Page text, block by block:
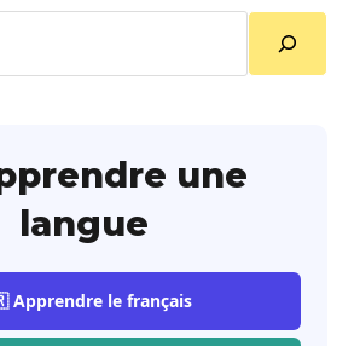
une
langue
le français